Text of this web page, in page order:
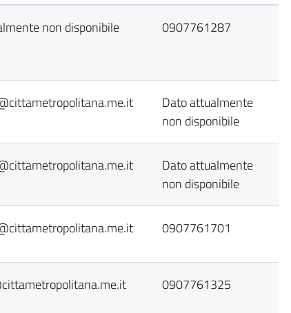
non disponibile 0907761287
Dato attualmente
non disponibile
Dato attualmente
non disponibile
0907761701
0907761325